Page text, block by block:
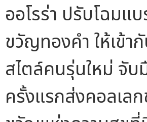
ออโรร่า ปรับโฉมแ
ขวัญทองคำ ให้เข้า
สไตล์คนรุ่นใหม่ จั
ครั้งแรกส่งคอลเล